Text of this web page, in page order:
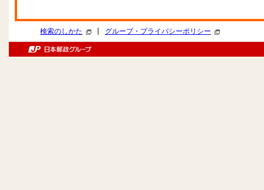
検索のしかた グループ・プライバシーポリシー